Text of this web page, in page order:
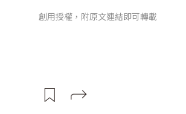
創用授權，附原文連結即可轉載